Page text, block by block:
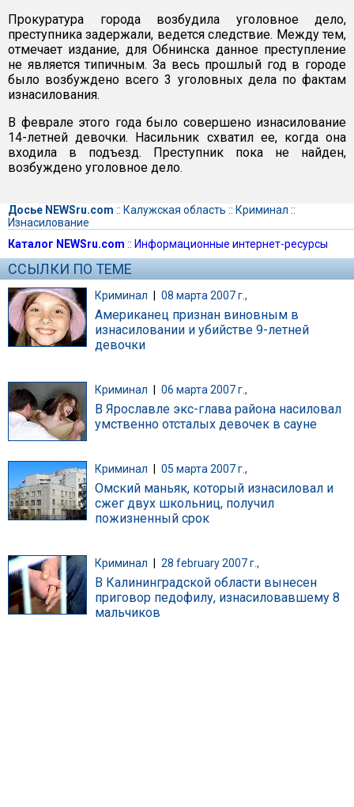
Прокуратура города возбудила уголовное дело,
преступника задержали, ведется следствие. Между тем,
отмечает издание, для Обнинска данное преступление
не является типичным. За весь прошлый год в городе
было возбуждено всего 3 уголовных дела по фактам
изнасилования.
В феврале этого года было совершено изнасилование
14-летней девочки. Насильник схватил ее, когда она
входила в подъезд. Преступник пока не найден,
возбуждено уголовное дело.
Досье NEWSru.com :: Калужская область :: Криминал ::
Изнасилование
Каталог NEWSru.com :: Информационные интернет-ресурсы
ССЫЛКИ ПО ТЕМЕ
Криминал | 08 марта 2007 г.,
Американец признан виновным в
изнасиловании и убийстве 9-летней
девочки
Криминал 06 марта 2007 г.,
В Ярославле экс-глава района насиловал
умственно отсталых девочек в сауне
Криминал 05 марта 2007 г.,
Омский маньяк, который изнасиловал и
сжег двух школьниц, получил
пожизненный срок
Криминал 28 february 2007 г.,
В Калининградской области вынесен
приговор педофилу, изнасиловавшему 8
мальчиков